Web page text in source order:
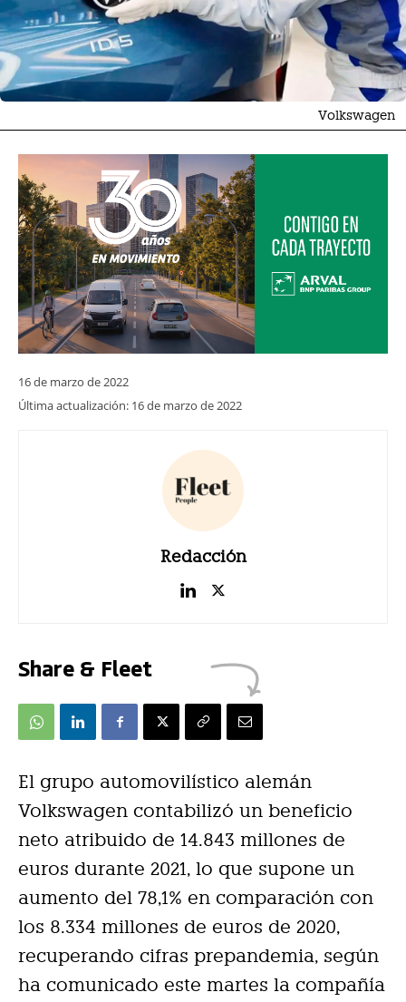
Volkswagen
16 de marzo de 2022
Última actualización: 16 de marzo de 2022
Redacción
Share & Fleet
El grupo automovilístico alemán
Volkswagen contabilizó un beneficio
neto atribuido de 14.843 millones de
euros durante 2021, lo que supone un
aumento del 78,1% en comparación con
los 8.334 millones de euros de 2020,
recuperando cifras prepandemia, según
ha comunicado este martes la compañía